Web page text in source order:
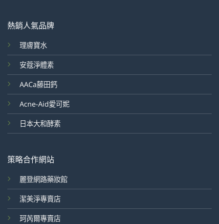
熱銷人氣品牌
理膚寶水
安蔻淨體素
AACa藤田鈣
Acne-Aid愛可妮
日本大和酵素
策略合作網站
麗登網路藥妝館
潔美淨專賣店
珂芮爾專賣店